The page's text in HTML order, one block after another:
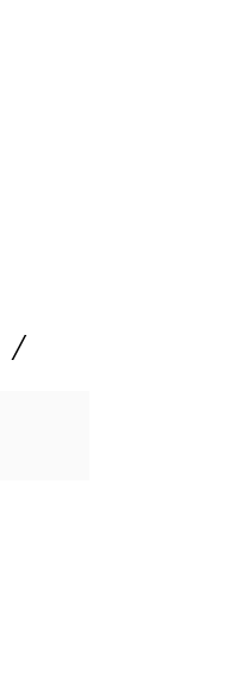
/